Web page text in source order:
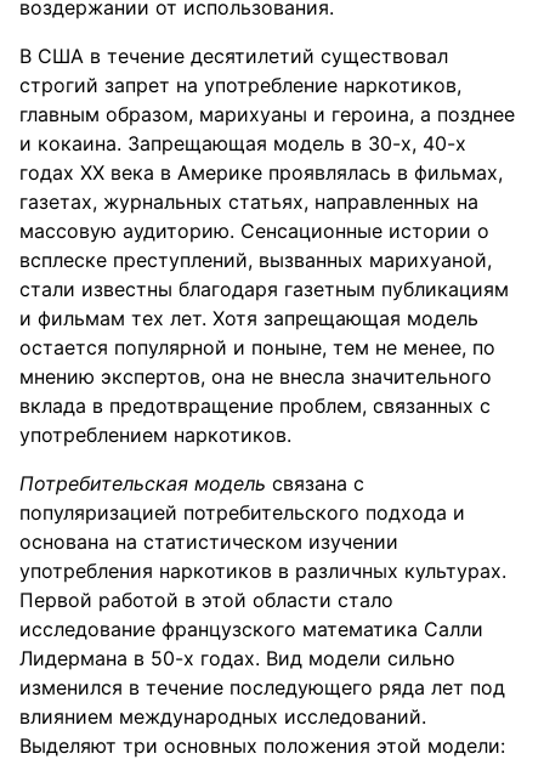
воздержании от использования.
В США в течение десятилетий существовал
строгий запрет на употребление наркотиков,
главным образом, марихуаны и героина, а позднее
и кокаина. Запрещающая модель в 30-х, 40-х
годах ХХ века в Америке проявлялась в фильмах,
газетах, журнальных статьях, направленных на
массовую аудиторию. Сенсационные истории о
всплеске преступлений, вызванных марихуаной,
стали известны благодаря газетным публикациям
и фильмам тех лет. Хотя запрещающая модель
остается популярной и поныне, тем не менее, по
мнению экспертов, она не внесла значительного
вклада в предотвращение проблем, связанных с
употреблением наркотиков.
Потребительская модель связана с
популяризацией потребительского подхода и
основана на статистическом изучении
употребления наркотиков в различных культурах.
Первой работой в этой области стало
исследование французского математика Салли
Лидермана в 50-х годах. Вид модели сильно
изменился в течение последующего ряда лет под
влиянием международных исследований.
Выделяют три основных положения этой модели: